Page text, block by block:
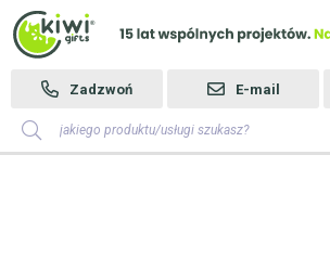
Zadzwoń E-mail